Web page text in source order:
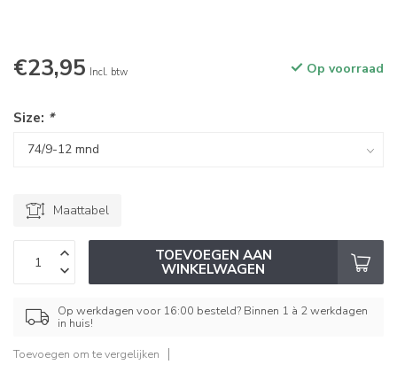
€23,95 Incl. btw Op voorraad
Size: *
Maattabel
TOEVOEGEN AAN
WINKELWAGEN
Op werkdagen voor 16:00 besteld? Binnen 1 à 2 werkdagen
in huis!
Toevoegen om te vergelijken